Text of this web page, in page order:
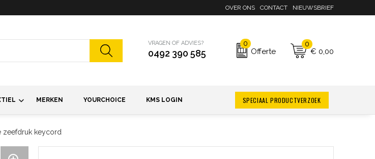
OVER ONS CONTACT NIEUWSBRIEF
VRAGEN OF ADVIES?
0492 390 585
0
Offerte
0
€ 0,00
MERKEN YOURCHOICE KMS LOGIN SPECIAAL PRODUCTVERZOEK
zeefdruk keycord